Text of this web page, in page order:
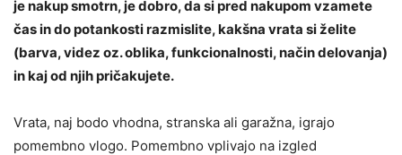
je nakup smotrn, je dobro, da si pred nakupom vzamete
čas in do potankosti razmislite, kakšna vrata si želite
(barva, videz oz. oblika, funkcionalnosti, način delovanja)
in kaj od njih pričakujete.
Vrata, naj bodo vhodna, stranska ali garažna, igrajo
pomembno vlogo. Pomembno vplivajo na izgled